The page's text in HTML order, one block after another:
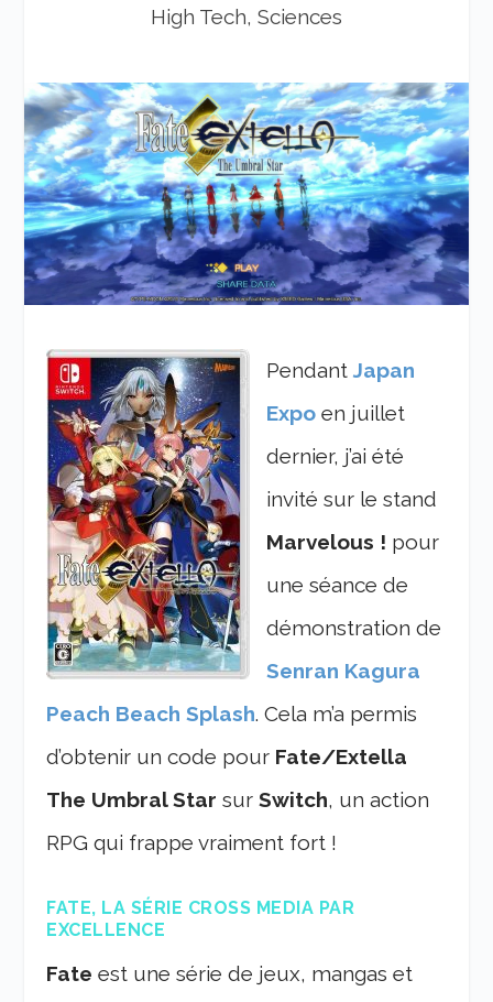
High Tech, Sciences
PendantJapan
Expo en juillet
dernier, j’ai été
invité sur le stand
Marvelous ! pour
une séance de
démonstration de
Senran Kagura
Peach Beach Splash. Cela m’a permis
d’obtenir un code pour Fate/Extella
The Umbral Star sur Switch, un action
RPG qui frappe vraiment fort !
FATE, LA SÉRIE CROSS MEDIA PAR
EXCELLENCE
Fate est une série de jeux, mangas et